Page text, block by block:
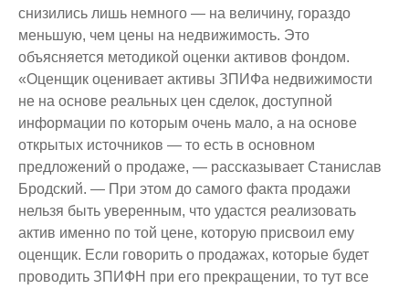
снизились лишь немного — на величину, гораздо
меньшую, чем цены на недвижимость. Это
объясняется методикой оценки активов фондом.
«Оценщик оценивает активы ЗПИФа недвижимости
не на основе реальных цен сделок, доступной
информации по которым очень мало, а на основе
открытых источников — то есть в основном
предложений о продаже, — рассказывает Станислав
Бродский. — При этом до самого факта продажи
нельзя быть уверенным, что удастся реализовать
актив именно по той цене, которую присвоил ему
оценщик. Если говорить о продажах, которые будет
проводить ЗПИФН при его прекращении, то тут все